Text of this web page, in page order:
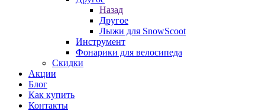
Назад
Другое
Лыжи для SnowScoot
Инструмент
Фонарики для велосипеда
Скидки
Акции
Блог
Как купить
Контакты